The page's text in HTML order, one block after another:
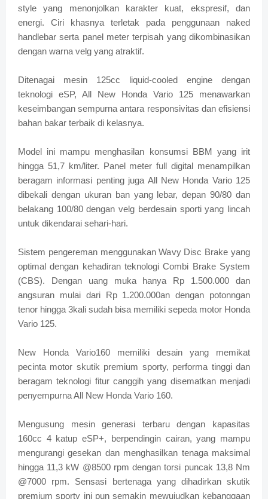
style yang menonjolkan karakter kuat, ekspresif, dan
energi. Ciri khasnya terletak pada penggunaan naked
handlebar serta panel meter terpisah yang dikombinasikan
dengan warna velg yang atraktif.
Ditenagai mesin 125cc liquid-cooled engine dengan
teknologi eSP, All New Honda Vario 125 menawarkan
keseimbangan sempurna antara responsivitas dan efisiensi
bahan bakar terbaik di kelasnya.
Model ini mampu menghasilan konsumsi BBM yang irit
hingga 51,7 km/liter. Panel meter full digital menampilkan
beragam informasi penting juga All New Honda Vario 125
dibekali dengan ukuran ban yang lebar, depan 90/80 dan
belakang 100/80 dengan velg berdesain sporti yang lincah
untuk dikendarai sehari-hari.
Sistem pengereman menggunakan Wavy Disc Brake yang
optimal dengan kehadiran teknologi Combi Brake System
(CBS). Dengan uang muka hanya Rp 1.500.000 dan
angsuran mulai dari Rp 1.200.000an dengan potonngan
tenor hingga 3kali sudah bisa memiliki sepeda motor Honda
Vario 125.
New Honda Vario160 memiliki desain yang memikat
pecinta motor skutik premium sporty, performa tinggi dan
beragam teknologi fitur canggih yang disematkan menjadi
penyempurna All New Honda Vario 160.
Mengusung mesin generasi terbaru dengan kapasitas
160cc 4 katup eSP+, berpendingin cairan, yang mampu
mengurangi gesekan dan menghasilkan tenaga maksimal
hingga 11,3 kW @8500 rpm dengan torsi puncak 13,8 Nm
@7000 rpm. Sensasi bertenaga yang dihadirkan skutik
premium sporty ini pun semakin mewujudkan kebanggaan